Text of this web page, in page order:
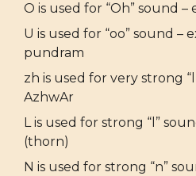
O is used for “Oh” sound –
U is used for “oo” sound –
pundram
zh is used for very strong
AzhwAr
L is used for strong “l”
(thorn)
N is used for strong “n”